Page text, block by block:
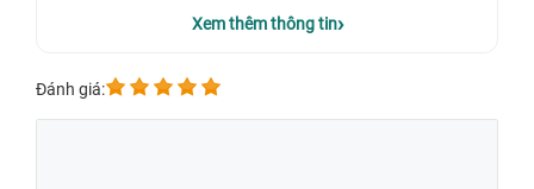
Xem thêm thông tin
Đánh giá: